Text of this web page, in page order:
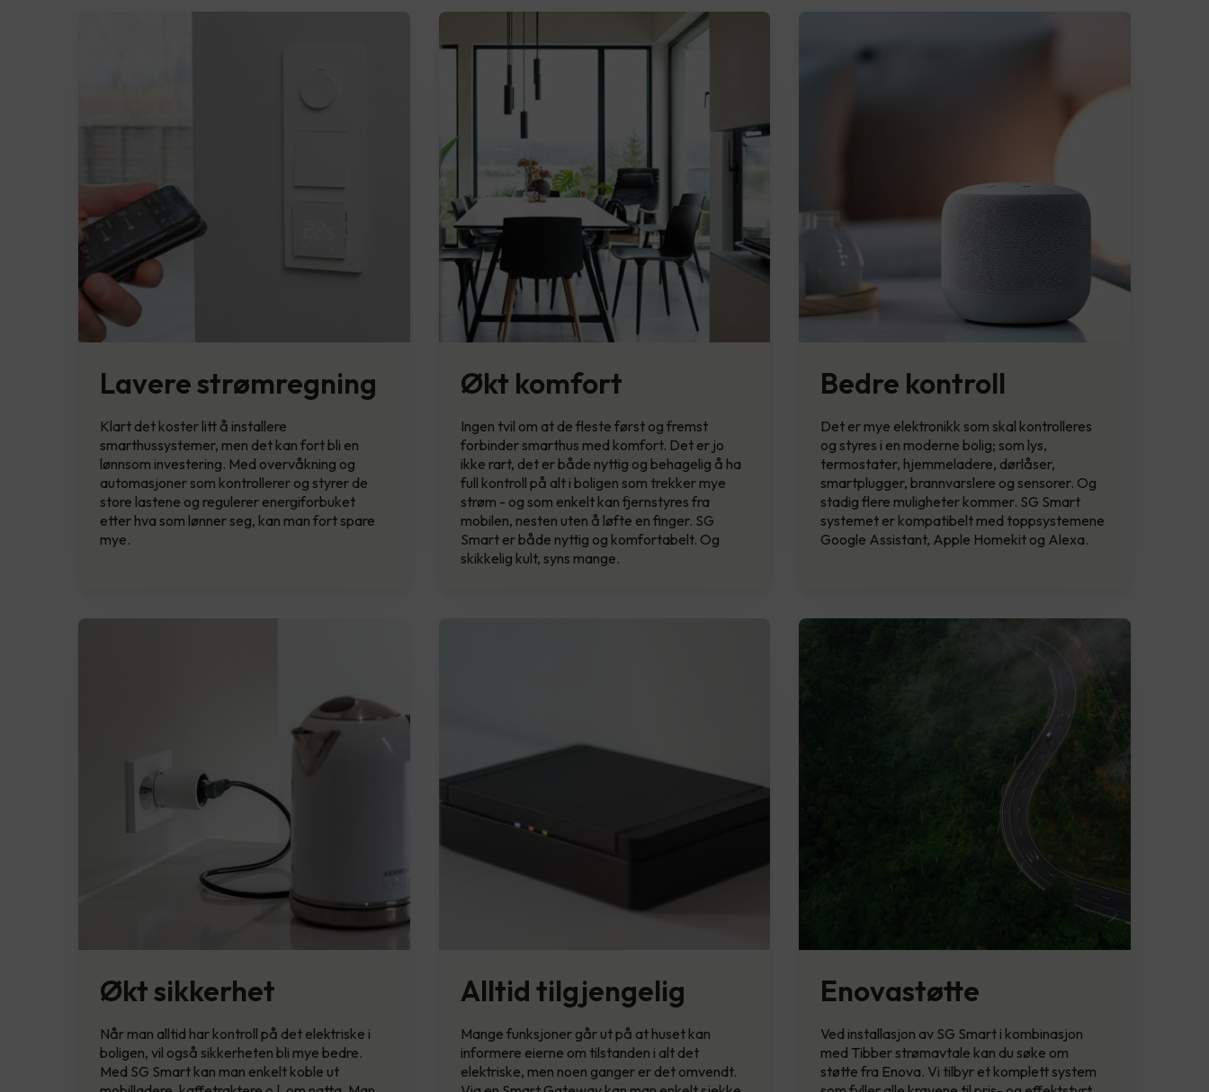
Lavere strømregning
Klart det koster litt å installere
smarthussystemer, men det kan fort bli en
lønnsom investering. Med overvåkning og
automasjoner som kontrollerer og styrer de
store lastene og regulerer energiforbuket
etter hva som lønner seg, kan man fort spare
mye.
Økt komfort
Ingen tvil om at de fleste først og fremst
forbinder smarthus med komfort. Det er jo
ikke rart, det er både nyttig og behagelig å ha
full kontroll på alt i boligen som trekker mye
strøm - og som enkelt kan fjernstyres fra
mobilen, nesten uten å løfte en finger. SG
Smart er både nyttig og komfortabelt. Og
skikkelig kult, syns mange.
Bedre kontroll
Det er mye elektronikk som skal kontrolleres
og styres i en moderne bolig; som lys,
termostater, hjemmeladere, dørlåser,
smartplugger, brannvarslere og sensorer. Og
stadig flere muligheter kommer. SG Smart
systemet er kompatibelt med toppsystemene
Google Assistant, Apple Homekit og Alexa.
Økt sikkerhet
Når man alltid har kontroll på det elektriske i
boligen, vil også sikkerheten bli mye bedre.
Med SG Smart kan man enkelt koble ut
Alltid tilgjengelig
Mange funksjoner går ut på at huset kan
informere eierne om tilstanden i alt det
elektriske, men noen ganger er det omvendt.
Enovastøtte
Ved installasjon av SG Smart i kombinasjon
med Tibber strømavtale kan du søke om
støtte fra Enova. Vi tilbyr et komplett system